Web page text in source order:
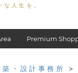
人生を。
Premium
築・設計事務所
>